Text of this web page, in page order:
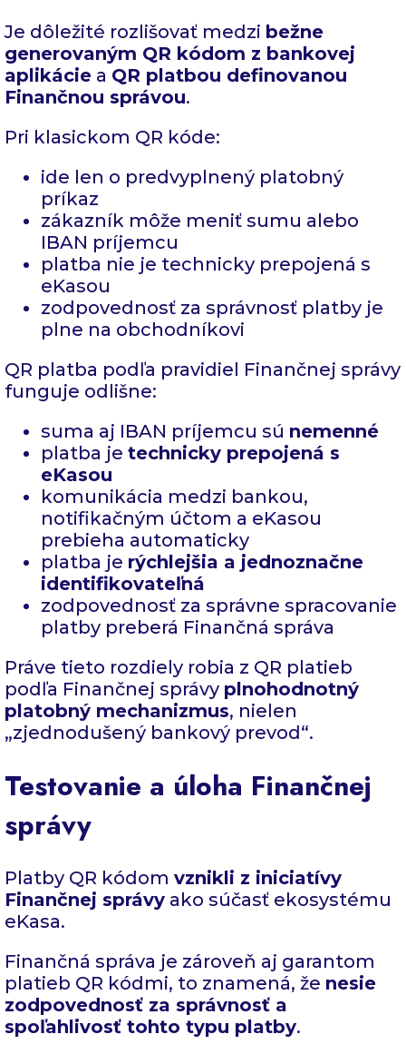
Je dôležité rozlišovať medzi bežne
generovaným QR kódom z bankovej
aplikácie a QR platbou definovanou
Finančnou správou.
Pri klasickom QR kóde:
ide len o predvyplnený platobný
príkaz
zákazník môže meniť sumu alebo
IBAN príjemcu
platba nie je technicky prepojená s
eKasou
zodpovednosť za správnosť platby je
plne na obchodníkovi
QR platba podľa pravidiel Finančnej správy
funguje odlišne:
suma aj IBAN príjemcu sú nemenné
platba je technicky prepojená s
eKasou
komunikácia medzi bankou,
notifikačným účtom a eKasou
prebieha automaticky
platba je rýchlejšia a jednoznačne
identifikovateľná
zodpovednosť za správne spracovanie
platby preberá Finančná správa
Práve tieto rozdiely robia z QR platieb
podľa Finančnej správy plnohodnotný
platobný mechanizmus, nielen
„zjednodušený bankový prevod“.
Testovanie a úloha Finančnej
správy
Platby QR kódom vznikli z iniciatívy
Finančnej správy ako súčasť ekosystému
eKasa.
Finančná správa je zároveň aj garantom
platieb QR kódmi, to znamená, že nesie
zodpovednosť za správnosť a
spoľahlivosť tohto typu platby.